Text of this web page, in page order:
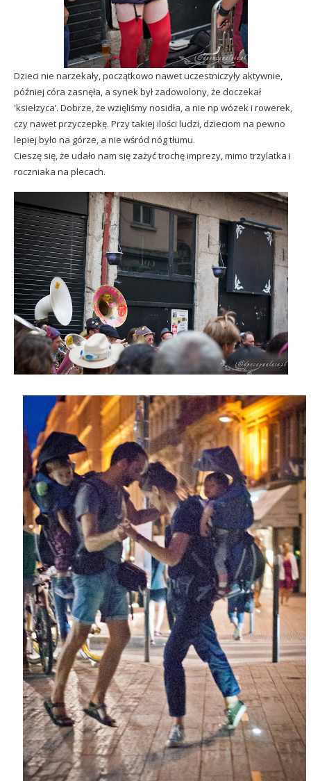
Dzieci nie narzekały, początkowo nawet uczestniczyły aktywnie,
później córa zasnęła, a synek był zadowolony, że doczekał
'ksiełzyca’. Dobrze, że wzięliśmy nosidła, a nie np wózek i rowerek,
czy nawet przyczepkę. Przy takiej ilości ludzi, dzieciom na pewno
lepiej było na górze, a nie wśród nóg tłumu.
Cieszę się, że udało nam się zażyć trochę imprezy, mimo trzylatka i
roczniaka na plecach.